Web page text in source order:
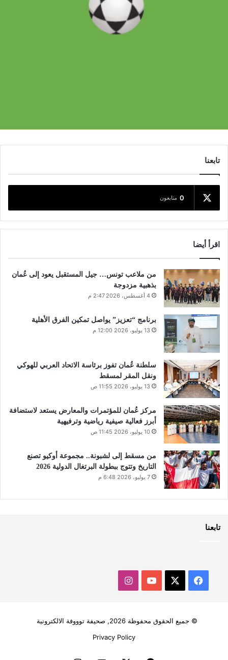
تابعنا
0 متابعون
اقرأ أيضا
من ملاعب تونس… جيل المستقبل يعود إلى عُمان
بذهبية مزدوجة
4 أغسطس، 2026 2:47 م
برنامج “تعزيز” يواصل تمكين الفرق الأهلية
13 يوليو، 2026 12:00 م
سلطنة عُمان تفوز برئاسة الاتحاد العربي للهوكي
ونقل المقر لمسقط
13 يوليو، 2026 11:55 ص
مركز عُمان للمؤتمرات والمعارض يستعد لاستضافة
أبرز فعالية صيفية رياضية وترفيهية
10 يوليو، 2026 11:45 ص
من مسقط إلى لشبونة.. مجموعة أوكيو تصنع
التاريخ وتتوج ببطولة البرتغال الدولية 2026
7 يوليو، 2026 6:48 م
تابعنا
فيسبوك ‫YouTubeانستقرام
© جميع الحقوق محفوظة 2026, صحيفة توووفة الالكترونية
Privacy Policy